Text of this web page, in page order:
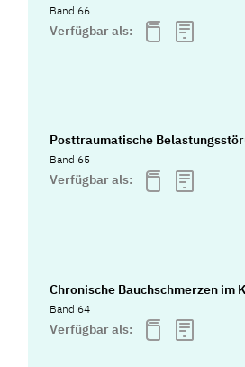
Band 66
Verfügbar als:
Posttraumatische
Band 65
Verfügbar als:
Chronische Bauchschmerzen im
Band 64
Verfügbar als: